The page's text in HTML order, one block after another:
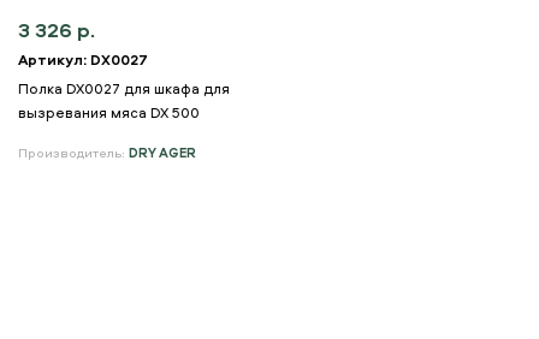
3 326 р.
Артикул: DX0027
Полка DX0027 для шкафа для
вызревания мяса DX 500
Производитель: DRY AGER